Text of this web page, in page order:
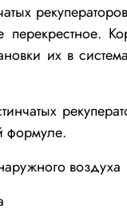
их в
формуле.
воздуха